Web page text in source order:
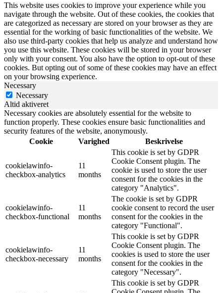
This website uses cookies to improve your experience while you
navigate through the website. Out of these cookies, the cookies that
are categorized as necessary are stored on your browser as they are
essential for the working of basic functionalities of the website. We
also use third-party cookies that help us analyze and understand how
you use this website. These cookies will be stored in your browser
only with your consent. You also have the option to opt-out of these
cookies. But opting out of some of these cookies may have an effect
on your browsing experience.
Necessary
Necessary
Altid aktiveret
Necessary cookies are absolutely essential for the website to
function properly. These cookies ensure basic functionalities and
security features of the website, anonymously.
Cookie
Varighed Beskrivelse
cookielawinfo-
checkbox-analytics
11
months
This cookie is set by GDPR
Cookie Consent plugin. The
cookie is used to store the user
consent for the cookies in the
category "Analytics".
cookielawinfo-
checkbox-functional
11
months
The cookie is set by GDPR
cookie consent to record the user
consent for the cookies in the
category "Functional".
cookielawinfo-
checkbox-necessary
11
months
This cookie is set by GDPR
Cookie Consent plugin. The
cookies is used to store the user
consent for the cookies in the
category "Necessary".
This cookie is set by GDPR